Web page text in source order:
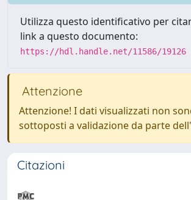
Utilizza questo identificativo per
link a questo documento:
https://hdl.handle.net/11586/19126
Attenzione
Attenzione! I dati visualizzati non
sottoposti a validazione da parte
Citazioni